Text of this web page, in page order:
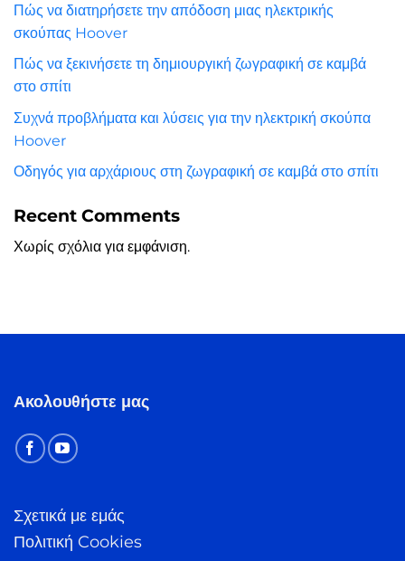
Πώς να διατηρήσετε την απόδοση μιας ηλεκτρικής
σκούπας Hoover
Πώς να ξεκινήσετε τη δημιουργική ζωγραφική σε καμβά
στο σπίτι
Συχνά προβλήματα και λύσεις για την ηλεκτρική σκούπα
Hoover
Οδηγός για αρχάριους στη ζωγραφική σε καμβά στο σπίτι
Recent Comments
Χωρίς σχόλια για εμφάνιση.
Ακολουθήστε μας
Σχετικά με εμάς
Πολιτική Cookies